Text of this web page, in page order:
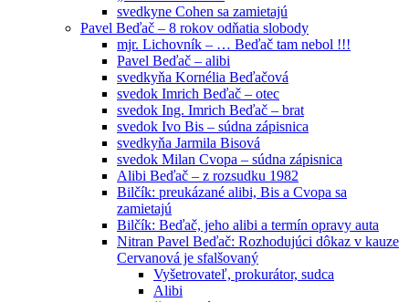
svedkyne Cohen sa zamietajú
Pavel Beďač – 8 rokov odňatia slobody
mjr. Lichovník – … Beďač tam nebol !!!
Pavel Beďač – alibi
svedkyňa Kornélia Beďačová
svedok Imrich Beďač – otec
svedok Ing. Imrich Beďač – brat
svedok Ivo Bis – súdna zápisnica
svedkyňa Jarmila Bisová
svedok Milan Cvopa – súdna zápisnica
Alibi Beďač – z rozsudku 1982
Bilčík: preukázané alibi, Bis a Cvopa sa
zamietajú
Bilčík: Beďač, jeho alibi a termín opravy auta
Nitran Pavel Beďač: Rozhodujúci dôkaz v kauze
Cervanová je sfalšovaný
Vyšetrovateľ, prokurátor, sudca
Alibi